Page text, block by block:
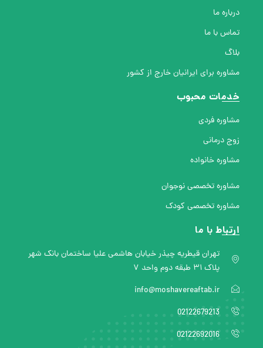
درباره ما
تماس با ما
بلاگ
مشاوره برای ایرانیان خارج از کشور
خدمات محبوب
مشاوره فردی
زوج درمانی
مشاوره خانواده
مشاوره تخصصی نوجوان
مشاوره تخصصی کودک
ارتباط با ما
تهران قیطریه چیذر خیابان هاشمی علیا ساختمان بانک شهر
پلاک ۳۱ طبقه دوم واحد ۷
info@moshavereaftab.ir
02122679213
02122692016